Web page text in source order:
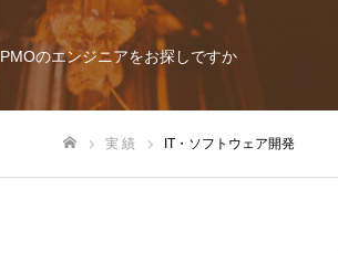
PMOのエンジニアをお探しですか
実 績 IT・ソフトウェア開発